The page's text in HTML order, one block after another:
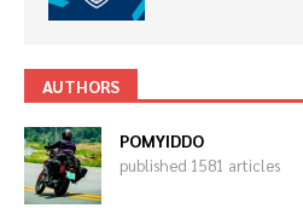
AUTHORS
POMYIDDO
published 1581 articles